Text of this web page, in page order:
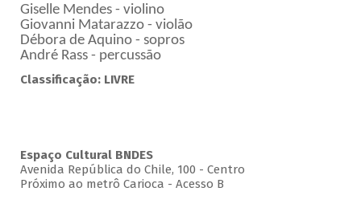
Giselle Mendes - violino
Giovanni Matarazzo - violão
Débora de Aquino - sopros
André Rass - percussão
Classificação: LIVRE
Espaço Cultural BNDES
Avenida República do Chile, 100 - Centro
Próximo ao metrô Carioca - Acesso B